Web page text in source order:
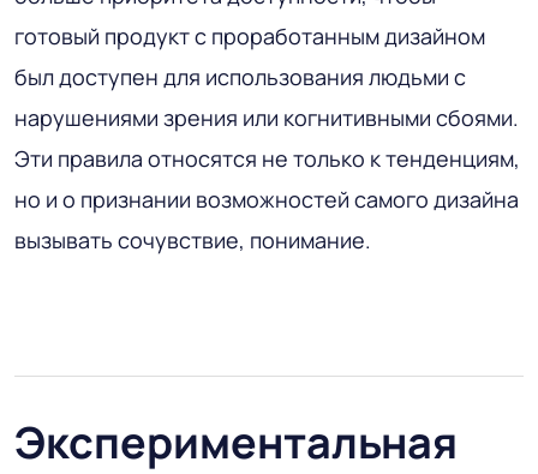
готовый продукт с проработанным дизайном
был доступен для использования людьми с
нарушениями зрения или когнитивными сбоями.
Эти правила относятся не только к тенденциям,
но и о признании возможностей самого дизайна
вызывать сочувствие, понимание.
Экспериментальная